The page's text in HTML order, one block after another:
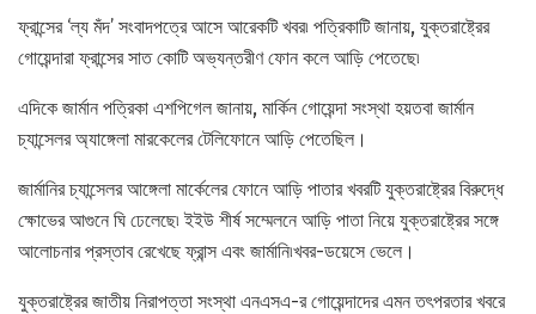
ফ্রান্সের ‘ল্য মঁদ’ সংবাদপত্রে আসে আরেকটি খবর৷ পত্রিকাটি জানায়, যুক্তরাষ্ট্রের
গোয়েন্দারা ফ্রান্সের সাত কোটি অভ্যন্তরীণ ফোন কলে আড়ি পেতেছে৷
এদিকে জার্মান পত্রিকা এশপিগেল জানায়, মার্কিন গোয়েন্দা সংস্থা হয়তবা জার্মান
চ্যান্সেলর অ্যাঙ্গেলা মারকেলের টেলিফোনে আড়ি পেতেছিল।
জার্মানির চ্যান্সেলর আঙ্গেলা মার্কেলের ফোনে আড়ি পাতার খবরটি যুক্তরাষ্ট্রের বিরুদ্ধে
ক্ষোভের আগুনে ঘি ঢেলেছে৷ ইইউ শীর্ষ সম্মেলনে আড়ি পাতা নিয়ে যুক্তরাষ্ট্রের সঙ্গে
আলোচনার প্রস্তাব রেখেছে ফ্রান্স এবং জার্মানি৷খবর-ডয়েসে ভেলে।
যুক্তরাষ্ট্রের জাতীয় নিরাপত্তা সংস্থা এনএসএ-র গোয়েন্দাদের এমন তৎপরতার খবরে